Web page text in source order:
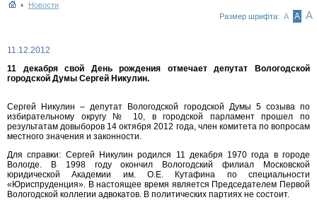
Новости
Размер шрифта: А А А
11.12.2012
11 декабря свой День рождения отмечает депутат Вологодской
городской Думы Сергей Никулин.
Сергей Никулин – депутат Вологодской городской Думы 5 созыва по
избирательному округу № 10, в городской парламент прошел по
результатам довыборов 14 октября 2012 года, член комитета по вопросам
местного значения и законности.
Для справки: Сергей Никулин родился 11 декабря 1970 года в городе
Вологде. В 1998 году окончил Вологодский филиал Московской
юридической Академии им. О.Е. Кутафина по специальности
«Юриспруденция». В настоящее время является Председателем Первой
Вологодской коллегии адвокатов. В политических партиях не состоит.